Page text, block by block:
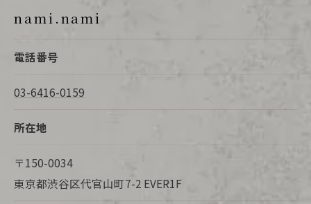
nami.nami
電話番号
03-6416-0159
所在地
〒150-0034
東京都渋谷区代官山町7-2 EVER1F